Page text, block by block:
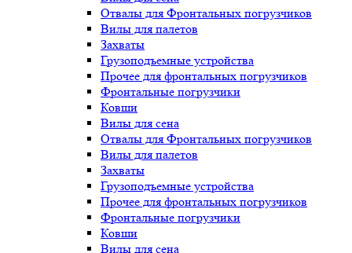
Отвалы для Фронтальных погрузчиков
Вилы для палетов
Захваты
Грузоподъемные устройства
Прочее для фронтальных погрузчиков
Фронтальные погрузчики
Ковши
Вилы для сена
Отвалы для Фронтальных погрузчиков
Вилы для палетов
Захваты
Грузоподъемные устройства
Прочее для фронтальных погрузчиков
Фронтальные погрузчики
Ковши
Вилы для сена